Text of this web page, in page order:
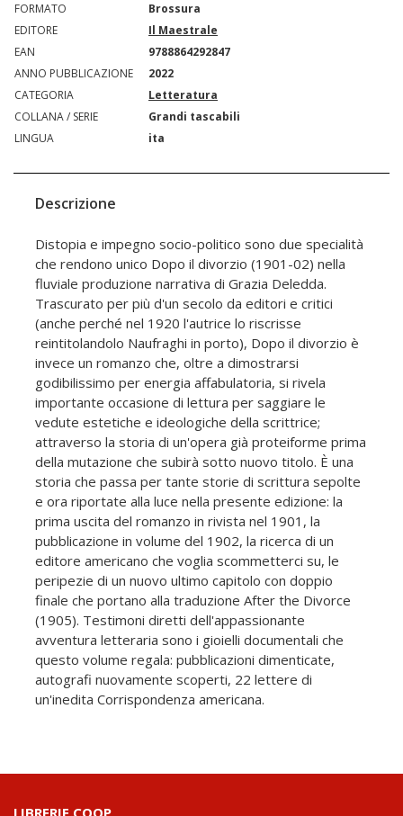
FORMATO
Brossura
EDITORE
Il Maestrale
EAN
9788864292847
ANNO PUBBLICAZIONE
2022
CATEGORIA
Letteratura
COLLANA / SERIE
Grandi tascabili
LINGUA
ita
Descrizione
Distopia e impegno socio-politico sono due specialità
che rendono unico Dopo il divorzio (1901-02) nella
fluviale produzione narrativa di Grazia Deledda.
Trascurato per più d'un secolo da editori e critici
(anche perché nel 1920 l'autrice lo riscrisse
reintitolandolo Naufraghi in porto), Dopo il divorzio è
invece un romanzo che, oltre a dimostrarsi
godibilissimo per energia affabulatoria, si rivela
importante occasione di lettura per saggiare le
vedute estetiche e ideologiche della scrittrice;
attraverso la storia di un'opera già proteiforme prima
della mutazione che subirà sotto nuovo titolo. È una
storia che passa per tante storie di scrittura sepolte
e ora riportate alla luce nella presente edizione: la
prima uscita del romanzo in rivista nel 1901, la
pubblicazione in volume del 1902, la ricerca di un
editore americano che voglia scommetterci su, le
peripezie di un nuovo ultimo capitolo con doppio
finale che portano alla traduzione After the Divorce
(1905). Testimoni diretti dell'appassionante
avventura letteraria sono i gioielli documentali che
questo volume regala: pubblicazioni dimenticate,
autografi nuovamente scoperti, 22 lettere di
un'inedita Corrispondenza americana.
LIBRERIE.COOP